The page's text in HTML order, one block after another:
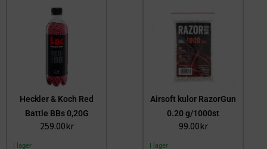
Heckler & Koch Red
Battle BBs 0,20G
259.00kr
I lager
Airsoft kulor RazorGun
0.20 g/1000st
99.00kr
I lager